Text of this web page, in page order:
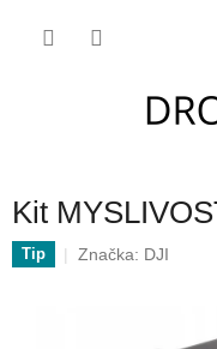
Kit
Tip Značka: DJI